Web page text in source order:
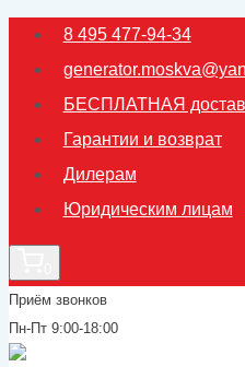
Перейти
содержимому
8 495 477-94-34
БЕСПЛАТНАЯ
Гарантии и возврат
Дилерам
Юридическим лицам
Приём звонков
Пн-Пт 9:00-18:00